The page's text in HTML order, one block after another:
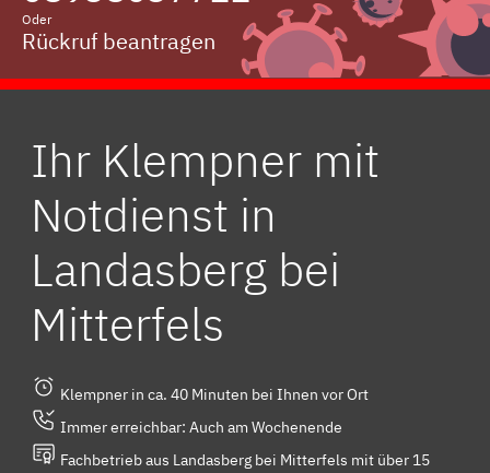
Oder
Rückruf beantragen
Ihr Klempner mit
Notdienst in
Landasberg bei
Mitterfels
Klempner in ca. 40 Minuten bei Ihnen vor Ort
Immer erreichbar: Auch am Wochenende
Fachbetrieb aus Landasberg bei Mitterfels mit über 15